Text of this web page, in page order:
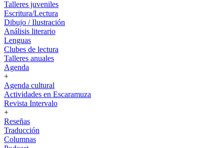
Talleres juveniles
Escritura/Lectura
Dibujo / Ilustración
Análisis literario
Lenguas
Clubes de lectura
Talleres anuales
Agenda
+
Agenda cultural
Actividades en Escaramuza
Revista Intervalo
+
Reseñas
Traducción
Columnas